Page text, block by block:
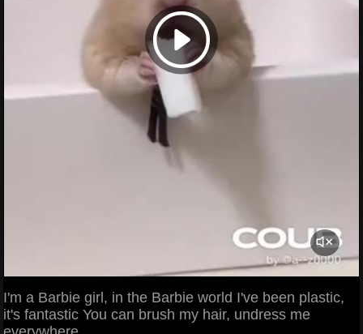
I'm a Barbie girl, in the Barbie world I've been plastic,
it's fantastic You can brush my hair, undress me